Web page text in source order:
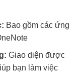
Bao gồm các ứng
Giao diện được
bạn làm việc